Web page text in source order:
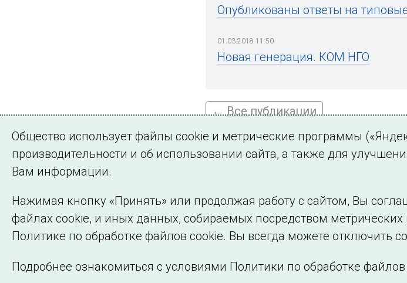
Опубликованы ответы на
01.03.2018 11:50
Новая генерация. КОМ НГО
← Все публикации
Подписаться на новости
©2005–2026 АО «СО ЕЭС» Филиалы и
Общество использует файлы cookie и метрические программы
производительности и об использовании сайта, а также для
Вам информации.
Нажимая кнопку «Принять» или продолжая работу с сайтом, Вы
файлах cookie, и иных данных, собираемых посредством
Политике по обработке файлов cookie. Вы всегда можете отключить
Подробнее ознакомиться с условиями Политики по обработке